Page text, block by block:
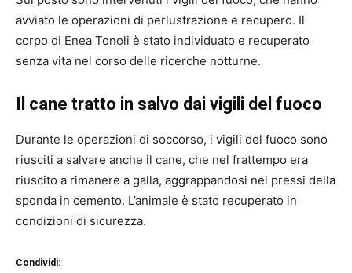
avviato le operazioni di perlustrazione e recupero. Il
corpo di Enea Tonoli è stato individuato e recuperato
senza vita nel corso delle ricerche notturne.
Il cane tratto in salvo dai vigili del fuoco
Durante le operazioni di soccorso, i vigili del fuoco sono
riusciti a salvare anche il cane, che nel frattempo era
riuscito a rimanere a galla, aggrappandosi nei pressi della
sponda in cemento. L’animale è stato recuperato in
condizioni di sicurezza.
Condividi: